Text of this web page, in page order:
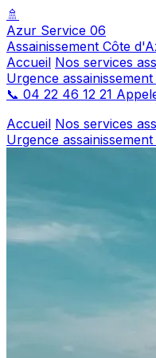
🚿
Azur Service 06
Assainissement Côte
Accueil Nos services
Urgence
📞 04 22 46 12 21
Accueil Nos services
Urgence